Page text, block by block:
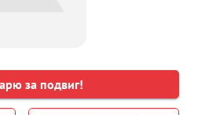
за подвиг!